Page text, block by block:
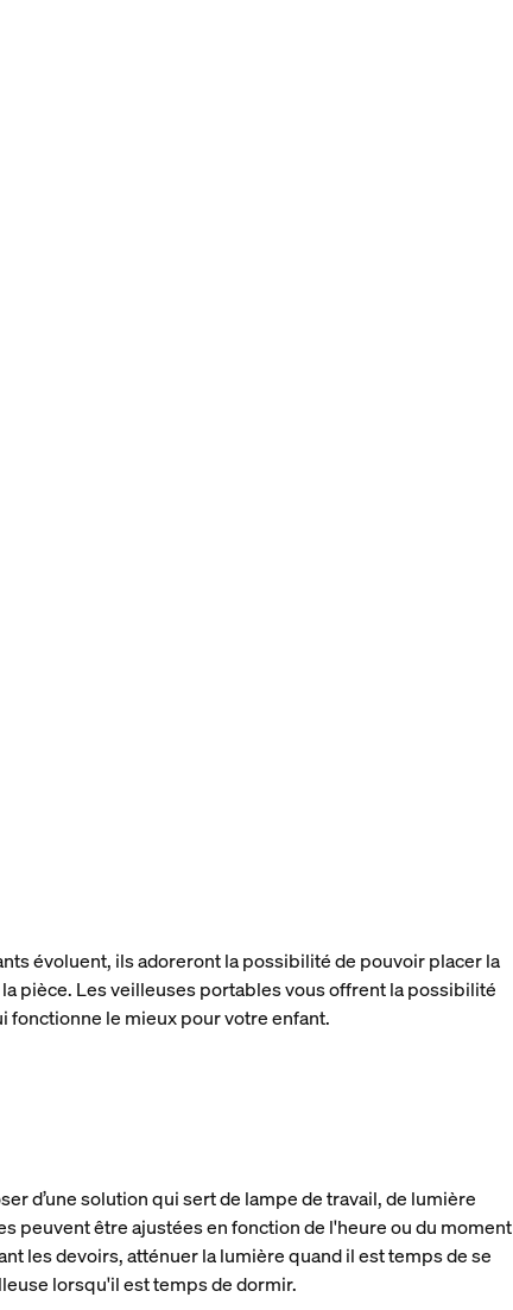
évoluent, ils adoreront la possibilité de pouvoir placer la
pièce. Les veilleuses portables vous offrent la possibilité
fonctionne le mieux pour votre enfant.
d’une solution qui sert de lampe de travail, de lumière
peuvent être ajustées en fonction de l'heure ou du moment
les devoirs, atténuer la lumière quand il est temps de se
lorsqu'il est temps de dormir.